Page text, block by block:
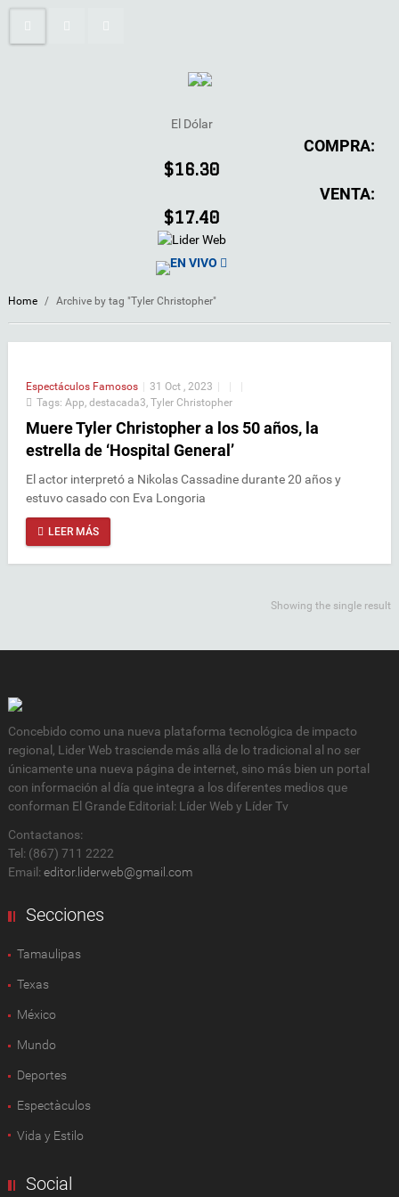
El Dólar
COMPRA:
$16.30
VENTA:
$17.40
EN VIVO
Home / Archive by tag "Tyler Christopher"
Espectáculos Famosos | 31 Oct , 2023 | |
|
Tags: App destacada3 Tyler Christopher
Muere Tyler Christopher a los 50 años, la
estrella de ‘Hospital General’
El actor interpretó a Nikolas Cassadine durante 20 años y
estuvo casado con Eva Longoria
LEER MÁS
Showing the single result
Concebido como una nueva plataforma tecnológica de impacto
regional, Lider Web trasciende más allá de lo tradicional al no ser
únicamente una nueva página de internet, sino más bien un portal
con información al día que integra a los diferentes medios que
conforman El Grande Editorial: Líder Web y Líder Tv
Contactanos:
Tel: (867) 711 2222
Email: editor.liderweb@gmail.com
Secciones
Tamaulipas
Texas
México
Mundo
Deportes
Espectàculos
Vida y Estilo
Social